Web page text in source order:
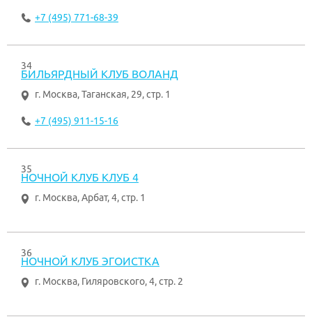
+7 (495) 771-68-39
34
БИЛЬЯРДНЫЙ КЛУБ ВОЛАНД
г. Москва,Таганская, 29, стр. 1
+7 (495) 911-15-16
35
НОЧНОЙ КЛУБ КЛУБ 4
г. Москва,Арбат, 4, стр. 1
36
НОЧНОЙ КЛУБ ЭГОИСТКА
г. Москва, Гиляровского, 4, стр. 2